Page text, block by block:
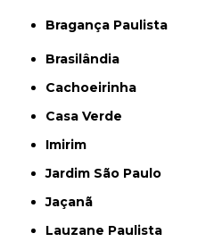
Bragança Paulista
Brasilândia
Cachoeirinha
Casa Verde
Imirim
Jardim São Paulo
Jaçanã
Lauzane Paulista